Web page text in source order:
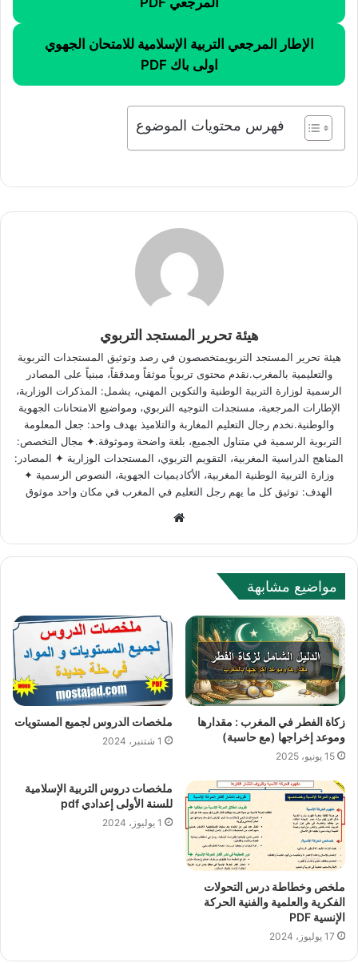
الإطار المرجعي التربية الإسلامية للامتحان الجهوي
اولى باك PDF
فهرس محتويات الموضوع
هيئة تحرير المستجد التربوي
هيئة تحرير المستجد التربويمتخصصون في رصد وتوثيق المستجدات التربوية
والتعليمية بالمغرب.نقدم محتوى تربوياً موثقاً ومدققاً، مبنياً على المصادر
الرسمية لوزارة التربية الوطنية والتكوين المهني، يشمل: المذكرات الوزارية،
الإطارات المرجعية، مستجدات التوجيه التربوي، ومواضيع الامتحانات الجهوية
والوطنية.نخدم رجال التعليم المغاربة والتلاميذ بهدف واحد: جعل المعلومة
التربوية الرسمية في متناول الجميع، بلغة واضحة وموثوقة.✦ مجال التخصص:
المناهج الدراسية المغربية، التقويم التربوي، المستجدات الوزارية ✦ المصادر:
وزارة التربية الوطنية المغربية، الأكاديميات الجهوية، النصوص الرسمية ✦
الهدف: توثيق كل ما يهم رجل التعليم في المغرب في مكان واحد موثوق
مواضيع مشابهة
زكاة الفطر في المغرب : مقدارها
وموعد إخراجها (مع حاسبة)
15 يونيو، 2025
ملخصات الدروس لجميع المستويات
1 شتنبر، 2024
ملخص وخطاطة درس التحولات
الفكرية والعلمية والفنية الحركة
الإنسية PDF
17 يوليوز، 2024
ملخصات دروس التربية الإسلامية
للسنة الأولى إعدادي pdf
1 يوليوز، 2024